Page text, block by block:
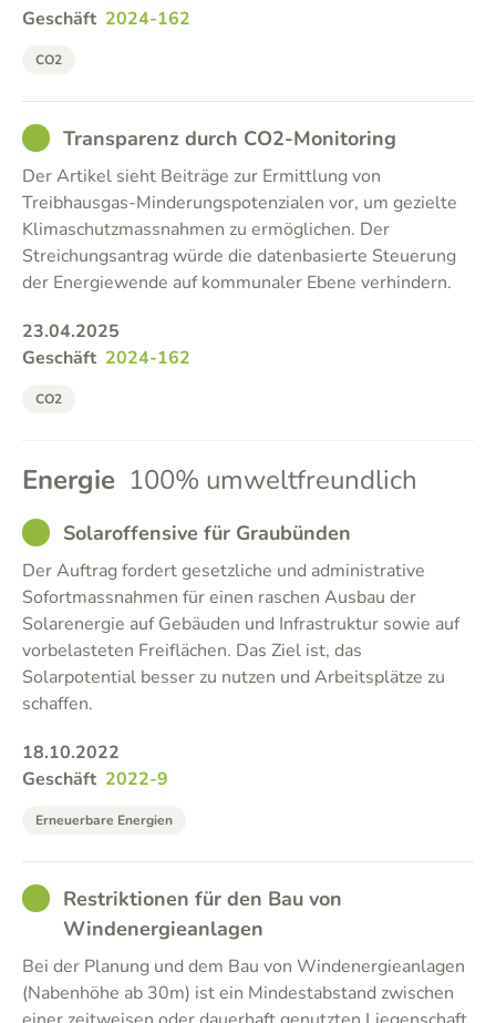
Geschäft 2024-162
CO2
GOODTransparenz durch CO2-Monitoring
Der Artikel sieht Beiträge zur Ermittlung von
Treibhausgas-Minderungspotenzialen vor, um gezielte
Klimaschutzmassnahmen zu ermöglichen. Der
Streichungsantrag würde die datenbasierte Steuerung
der Energiewende auf kommunaler Ebene verhindern.
23.04.2025
Geschäft 2024-162
CO2
Energie 100% umweltfreundlich
GOODSolaroffensive für Graubünden
Der Auftrag fordert gesetzliche und administrative
Sofortmassnahmen für einen raschen Ausbau der
Solarenergie auf Gebäuden und Infrastruktur sowie auf
vorbelasteten Freiflächen. Das Ziel ist, das
Solarpotential besser zu nutzen und Arbeitsplätze zu
schaffen.
18.10.2022
Geschäft 2022-9
Erneuerbare Energien
GOODRestriktionen für den Bau von
Windenergieanlagen
Bei der Planung und dem Bau von Windenergieanlagen
(Nabenhöhe ab 30m) ist ein Mindestabstand zwischen